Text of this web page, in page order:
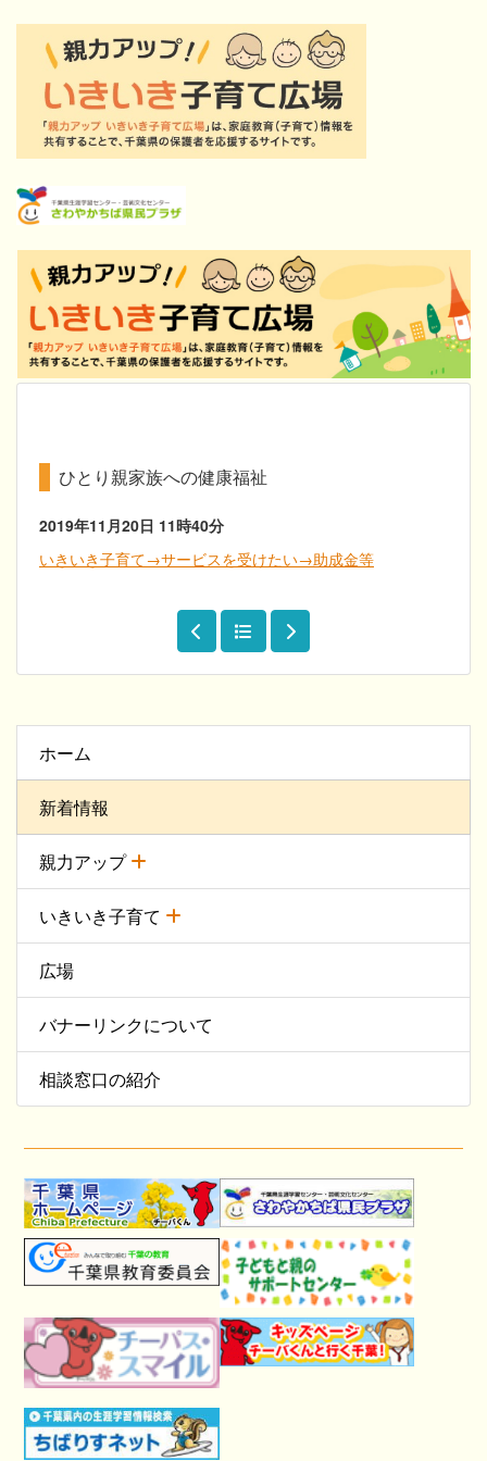
ホーム
新着情報
親力アップ
いきいき子育て
広場
バナーリンクについて
相談窓口の紹介
ひとり親家族への健康福祉
2019年11月20日 11時40分
いきいき子育て→サービスを受けたい→助成金等